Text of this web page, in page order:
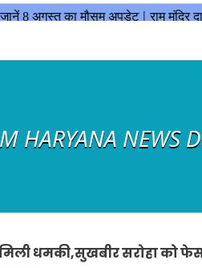
HARYANA NEWS
मिली धमकी,सुखबीर सरोहा को